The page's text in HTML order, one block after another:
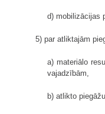
d) mobilizācijas
5) par atliktajām
a) materiālo
vajadzībām,
b) atlikto